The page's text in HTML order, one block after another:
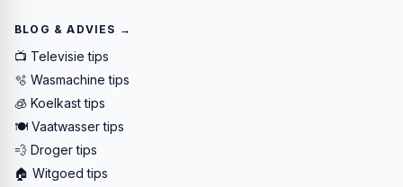
BLOG & ADVIES →
📺 Televisie tips
🫧 Wasmachine tips
🧊 Koelkast tips
🍽️ Vaatwasser tips
💨 Droger tips
🏠 Witgoed tips